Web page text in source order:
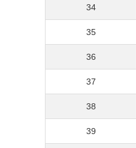
34
35
36
37
38
39